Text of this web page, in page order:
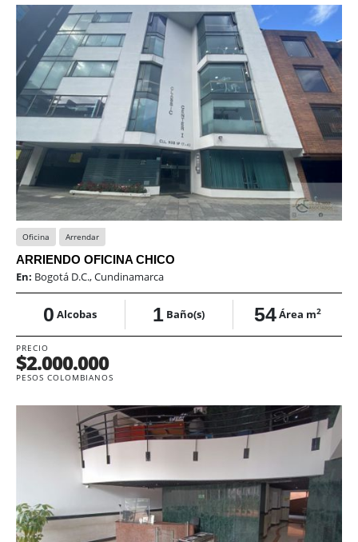
Oficina Arrendar
ARRIENDO OFICINA CHICO
En: Bogotá D.C., Cundinamarca
0 Alcobas 1 Baño(s) 54Área m2
PRECIO
$2.000.000
PESOS COLOMBIANOS